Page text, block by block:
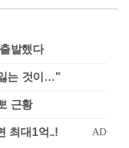
발했다
는 것이…"
근황